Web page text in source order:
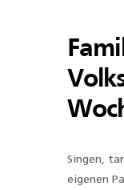
Singen,
eigenen